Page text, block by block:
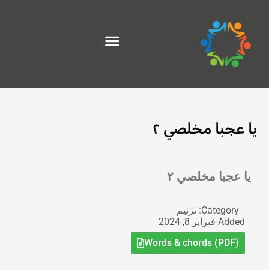
المحتوى
يا عجبا مخلصي ٢
يا عجبا مخلصي ٢
Category: ترنيم
Added فبراير 8, 2024
Words & chords (PDF)